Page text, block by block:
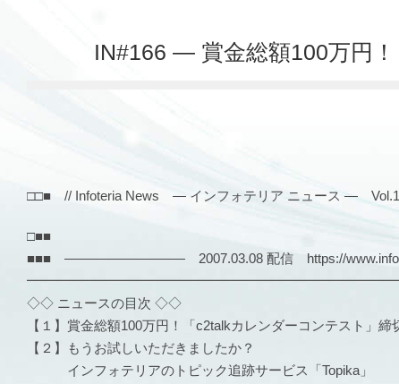
IN#166 — 賞金総額100万円
□□■ // Infoteria News — インフォテリア ニュース —
□■■
■■■ ――――――――― 2007.03.08 配信 https://
◇◇ ニュースの目次 ◇◇
【１】賞金総額100万円！「c2talkカレンダーコンテスト」締
【２】もうお試しいただきましたか？
インフォテリアのトピック追跡サービス「Topika」